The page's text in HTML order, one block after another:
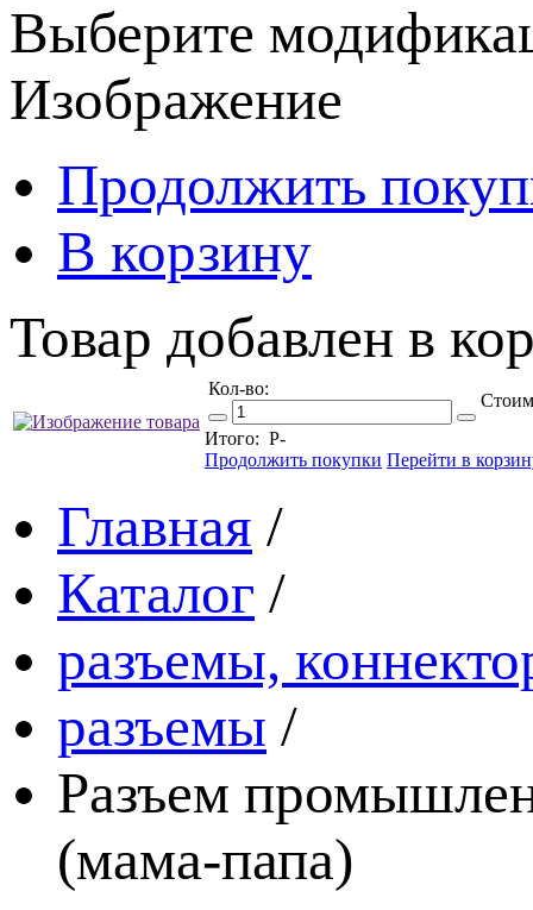
Выберите
Изображение
Продолжить
В корзину
Товар добавлен в
Кол-во:
Итого: Р-
Продолжить покупки Перейти в
Главная /
Каталог /
разъемы,
разъемы /
Разъем
(мама-папа)